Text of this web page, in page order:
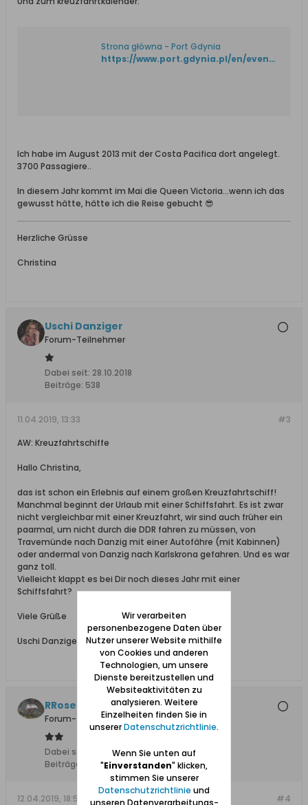
Strona główna - Port Gdynia
https://www.port.gdynia.pl/en/events/cruise-ships/1382-cruise-ships-2019
Ich habe im August 2013 mit der Costa Pacifica dort angelegt.
3700 Passagiere..
In diesem Jahr kommt im Mai die Queen Victoria...wenn ich das
gewusst hätte, hätte ich die Reise gebucht 😎
Herzliche Grüsse
Christina
Uschi Danziger
Forum-Teilnehmer
Dabei seit: 28.10.2018
Beiträge: 538
#3
11.04.2019, 13:33
AW: Kreuzfahrtschiffe
Hallo Christina,
das ist schon ein Erlebnis auf einem großen Kreuzfahrtschiff!
Manchmal beginnt der Urlaub mit einer Schiffsfahrt. Es ist zwar
nicht vergleichbar mit einer Kreuzfahrt, wir sind auch früher ein
paarmal, um nicht durch die DDR fahren zu müssen, von
Travemünde nach Danzig mit einer Autofähre (mit Kabinnen)
oder andermal von Danzig nach Karlskrona gefahren. Und es war
ganz toll.
Vielleicht klappt es bei Dir noch dieses Jahr mit einer
Schiffsfahrt?
Viele Grüße
Uschi Danziger
RRose
Forum-Teilnehmer
Dabei seit:
25.12.2009
Beiträge:
1402
#4
12.04.2019, 18:56
Wir verarbeiten
personenbezogene Daten über
Nutzer unserer Website mithilfe
von Cookies und anderen
Technologien, um unsere
Dienste bereitzustellen und
Websiteaktivitäten zu
analysieren. Weitere
Einzelheiten finden Sie in
unsererDatenschutzrichtlinie.
Wenn Sie unten auf
"Einverstanden" klicken,
stimmen Sie unserer
Datenschutzrichtlinie und
unseren Datenverarbeitungs-